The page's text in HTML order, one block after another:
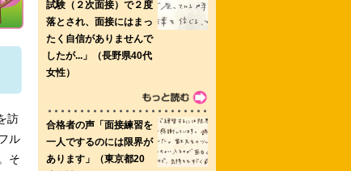
校 県立広島大学保健福祉学部理学
訪
ル
そ